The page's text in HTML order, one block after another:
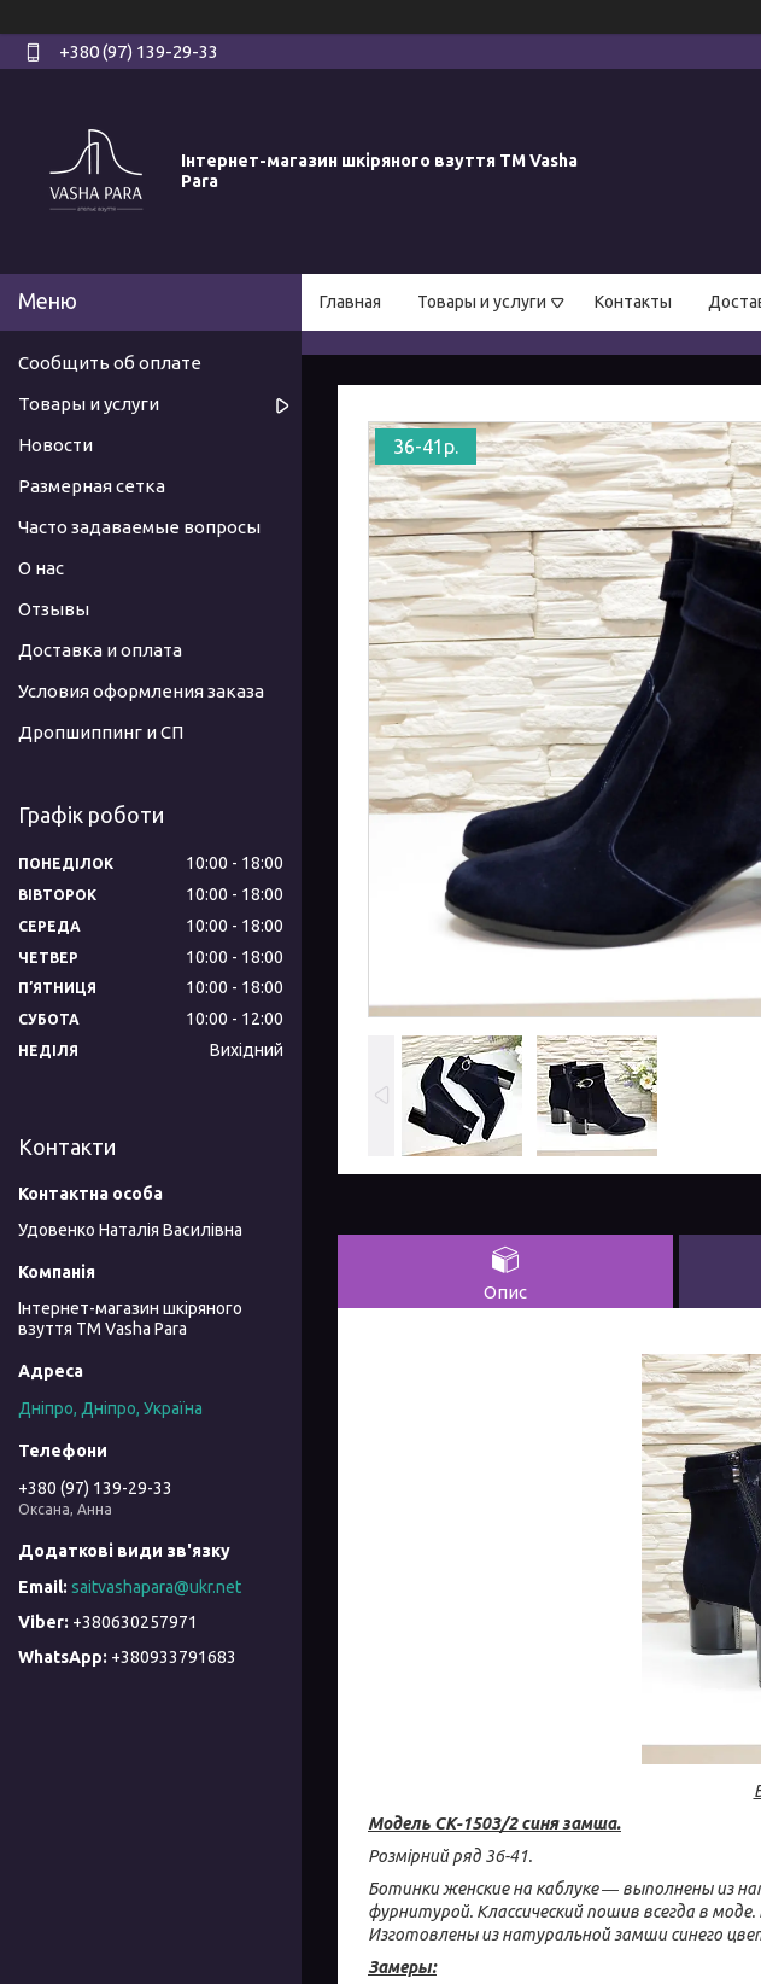
+380 (97) 139-29-33
Інтернет-магазин шкіряного взуття ТМ Vasha
Para
Главная Товары и услуги Контакты
36-41р.
Опис
Модель СК-1503/2 синя замша.
Розмірний ряд 36-41.
Ботинки женские на каблуке ― выполнены из
фурнитурой. Классический пошив всегда в
Изготовлены из натуральной замши синего
Замеры:
Сообщить об оплате
Товары и услуги
Новости
Размерная сетка
Часто задаваемые вопросы
О нас
Отзывы
Доставка и оплата
Условия оформления заказа
Дропшиппинг и СП
Графік роботи
ПОНЕДІЛОК 10:00 18:00
ВІВТОРОК 10:00 18:00
СЕРЕДА 10:00 18:00
ЧЕТВЕР 10:00 18:00
ПʼЯТНИЦЯ 10:00 18:00
СУБОТА 10:00 12:00
НЕДІЛЯ Вихідний
Контакти
Удовенко Наталія Василівна
Інтернет-магазин шкіряного
взуття ТМ Vasha Para
Дніпро, Дніпро, Україна
+380 (97) 139-29-33
Оксана, Анна
saitvashapara@ukr.net
+380630257971
+380933791683